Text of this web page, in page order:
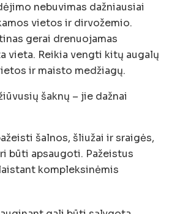
nebuvimas dažniausiai
vietos ir dirvožemio.
gerai drenuojamas
vieta. Reikia vengti kitų augalų
ir maisto medžiagų.
šaknų – jie dažnai
šalnos, šliužai ir sraigės,
būti apsaugoti. Pažeistus
kompleksinėmis